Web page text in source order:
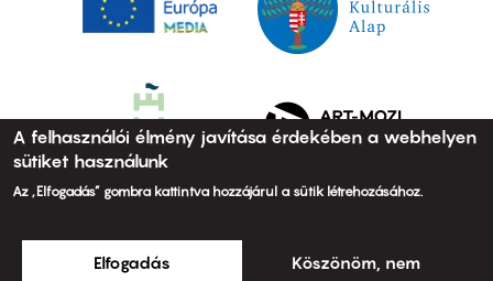
A felhasználói élmény javítása érdekében a webhelyen
sütiket használunk
Az „Elfogadás” gombra kattintva hozzájárul a sütik létrehozásához.
Elfogadás Köszönöm, nem